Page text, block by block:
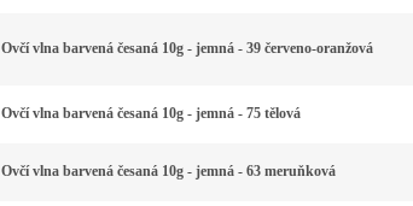
Ovčí vlna barvená česaná 10g - jemná - 39 červeno-oranžová
Ovčí vlna barvená česaná 10g - jemná - 75 tělová
Ovčí vlna barvená česaná 10g - jemná - 63 meruňková